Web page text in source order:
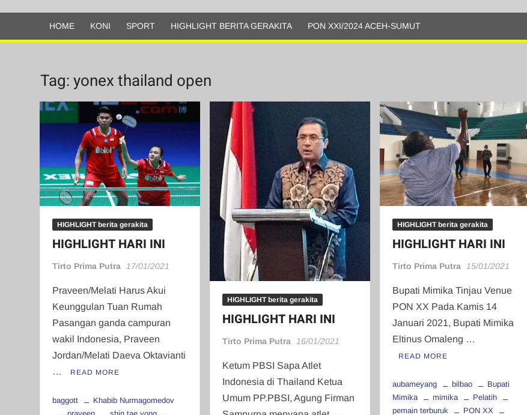
Olahraga
HOME KONI SPORT HIGHLIGHT BERITA GERAKITA PON XXI/2024 ACEH-SUMUT
Tag:yonex thailand open
HIGHLIGHT berita gerakita
HIGHLIGHT HARI INI
Tirto Prima Putra 17/01/2021
Praveen/Melati Harus Akui
Keunggulan Tuan Rumah
Pasangan ganda campuran
wakil Indonesia, Praveen
Jordan/Melati Daeva Oktavianti
…
READ MORE
baggott
Khabib Nurmagomedov
HIGHLIGHT berita gerakita
HIGHLIGHT HARI INI
Tirto Prima Putra 16/01/2021
Ketum PBSI Sapa Atlet
Indonesia di Thailand Ketua
Umum PP.PBSI, Agung Firman
HIGHLIGHT berita gerakita
HIGHLIGHT HARI INI
Tirto Prima Putra 15/01/2021
Bupati Mimika Tinjau Venue
PON XX Pada Kamis 14
Januari 2021, Bupati Mimika
Eltinus Omaleng …
READ MORE
aubameyang bilbao
Bupati
Mimika
mimika
Pelatih
pemain terburuk
PON XX